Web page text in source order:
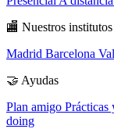
🏬 Nuestros institutos
Madrid Barcelona
🤝 Ayudas
Plan amigo Prácticas
doing